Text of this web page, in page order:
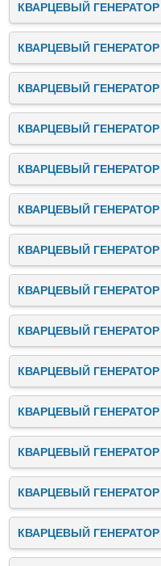
КВАРЦЕВЫЙ ГЕНЕРАТОР
КВАРЦЕВЫЙ ГЕНЕРАТОР
КВАРЦЕВЫЙ ГЕНЕРАТОР
КВАРЦЕВЫЙ ГЕНЕРАТОР
КВАРЦЕВЫЙ ГЕНЕРАТОР
КВАРЦЕВЫЙ ГЕНЕРАТОР
КВАРЦЕВЫЙ ГЕНЕРАТОР
КВАРЦЕВЫЙ ГЕНЕРАТОР
КВАРЦЕВЫЙ ГЕНЕРАТОР
КВАРЦЕВЫЙ ГЕНЕРАТОР
КВАРЦЕВЫЙ ГЕНЕРАТОР
КВАРЦЕВЫЙ ГЕНЕРАТОР
КВАРЦЕВЫЙ ГЕНЕРАТОР
КВАРЦЕВЫЙ ГЕНЕРАТОР